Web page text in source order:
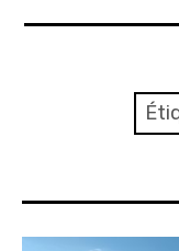
Confidentialité
Itinéraire(s)